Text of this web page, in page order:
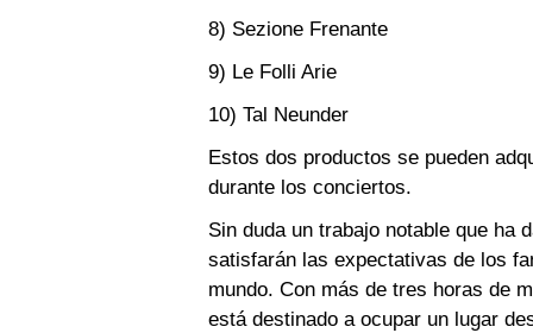
8) Sezione Frenante
9) Le Folli Arie
10) Tal Neunder
Estos dos productos se pueden
durante los conciertos.
Sin duda un trabajo notable que ha
satisfarán las expectativas de los
mundo. Con más de tres horas de
está destinado a ocupar un lugar